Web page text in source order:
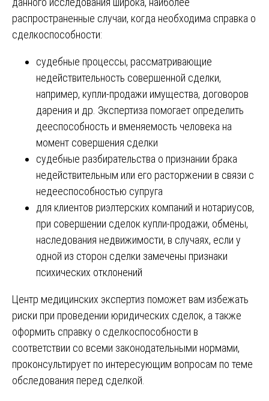
распространенные случаи, когда необходима справка о
сделкоспособности:
судебные процессы, рассматривающие
недействительность совершенной сделки,
например, купли-продажи имущества, договоров
дарения и др. Экспертиза помогает определить
дееспособность и вменяемость человека на
момент совершения сделки
судебные разбирательства о признании брака
недействительным или его расторжении в связи с
недееспособностью супруга
для клиентов риэлтерских компаний и нотариусов,
при совершении сделок купли-продажи, обмены,
наследования недвижимости, в случаях, если у
одной из сторон сделки замечены признаки
психических отклонений
Центр медицинских экспертиз поможет вам избежать
риски при проведении юридических сделок, а также
оформить справку о сделкоспособности в
соответствии со всеми законодательными нормами,
проконсультирует по интересующим вопросам по теме
обследования перед сделкой.